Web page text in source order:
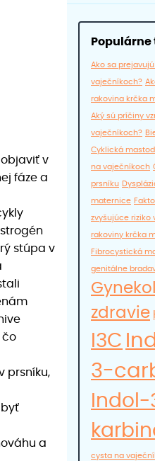
objaviť v
fáze a
stúpa v
čo
prsníku,
byť
a
Populárne
Ako sa
vaječníkoch?
rakovina krčka
Aký sú príčiny
vaječníkoch?
Cyklická
na vaječníkoch
prsníku
maternice
zvyšujúce riziko
rakoviny krčka
Fibrocystická
genitálne
zdravie
I3C
3-
cysta na